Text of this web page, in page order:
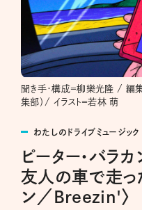
聞き手・構成＝柳樂光隆 / 編
集部）/ イラスト＝若林 萌
わたしのドライブミュージック
ピーター・バラ
友人の車で走っ
ン／Breezin'〉